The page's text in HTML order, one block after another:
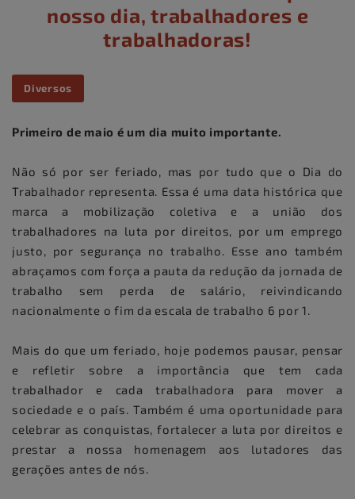
nosso dia, trabalhadores e
trabalhadoras!
Diversos
Primeiro de maio é um dia muito importante.
Não só por ser feriado, mas por tudo que o Dia do
Trabalhador representa. Essa é uma data histórica que
marca a mobilização coletiva e a união dos
trabalhadores na luta por direitos, por um emprego
justo, por segurança no trabalho. Esse ano também
abraçamos com força a pauta da redução da jornada de
trabalho sem perda de salário, reivindicando
nacionalmente o fim da escala de trabalho 6 por 1.
Mais do que um feriado, hoje podemos pausar, pensar
e refletir sobre a importância que tem cada
trabalhador e cada trabalhadora para mover a
sociedade e o país. Também é uma oportunidade para
celebrar as conquistas, fortalecer a luta por direitos e
prestar a nossa homenagem aos lutadores das
gerações antes de nós.